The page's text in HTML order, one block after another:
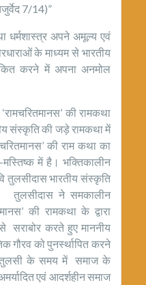
7/14)”
धर्मशास्त्र अपने अमूल्य एवं
के माध्यम से भारतीय
करने में अपना अनमोल
की रामकथा
संस्कृति की जड़े रामकथा में
की राम कथा का
में है। भक्तिकालीन
तुलसीदास भारतीय संस्कृति
ने समकालीन
की रामकथा के द्वारा
सराबोर करते हुए माननीय
गौरव को पुनर्स्थापित करने
तुलसी के समय में समाज के
एवं आदर्शहीन समाज